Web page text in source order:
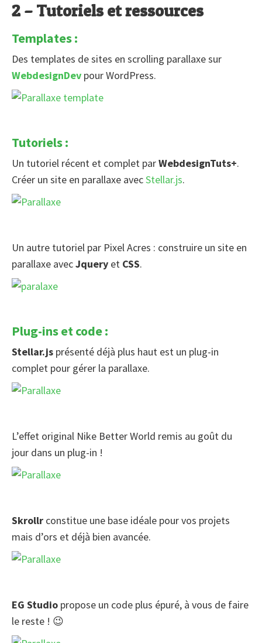
2 – Tutoriels et ressources
Templates :
Des templates de sites en scrolling parallaxe sur
WebdesignDev pour WordPress.
Tutoriels :
Un tutoriel récent et complet parWebdesignTuts+.
Créer un site en parallaxe avecStellar.js.
Un autre tutoriel par Pixel Acres : construire un site en
parallaxe avecJquery et CSS.
Plug-ins et code :
Stellar.js présenté déjà plus haut est un plug-in
complet pour gérer la parallaxe.
L’effet original Nike Better World remis au goût du
jour dans un plug-in !
Skrollr constitue une base idéale pour vos projets
mais d’ors et déjà bien avancée.
EG Studio propose un code plus épuré, à vous de faire
le reste ! 😉